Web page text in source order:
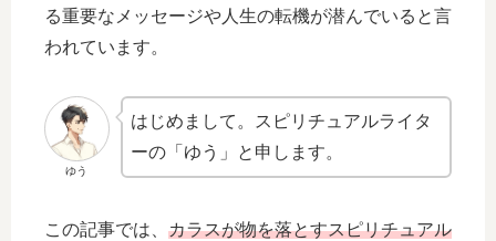
る重要なメッセージや人生の転機が潜んでいると言
われています。
ゆう
はじめまして。スピリチュアルライタ
ーの「ゆう」と申します。
この記事では、 カラスが物を落とすスピリチュアル